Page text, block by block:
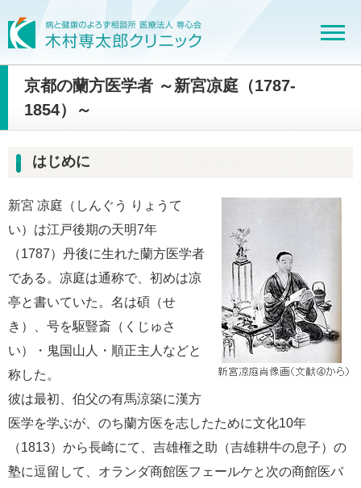
京都の蘭方医学者 ～新宮凉庭（1787-
1854）～
はじめに
新宮 凉庭（しんぐう りょうて
い）は江戸後期の天明7年
（1787）丹後に生れた蘭方医学者
である。凉庭は通称で、初めは凉
亭と書いていた。名は碩（せ
き）、号を駆豎斎（くじゅさ
い）・鬼国山人・順正主人などと
称した。
彼は最初、伯父の有馬涼築に漢方
医学を学ぶが、のち蘭方医を志したために文化10年
（1813）から長崎にて、吉雄権之助（吉雄耕牛の息子）の
塾に逗留して、オランダ商館医フェールケと次の商館医バ